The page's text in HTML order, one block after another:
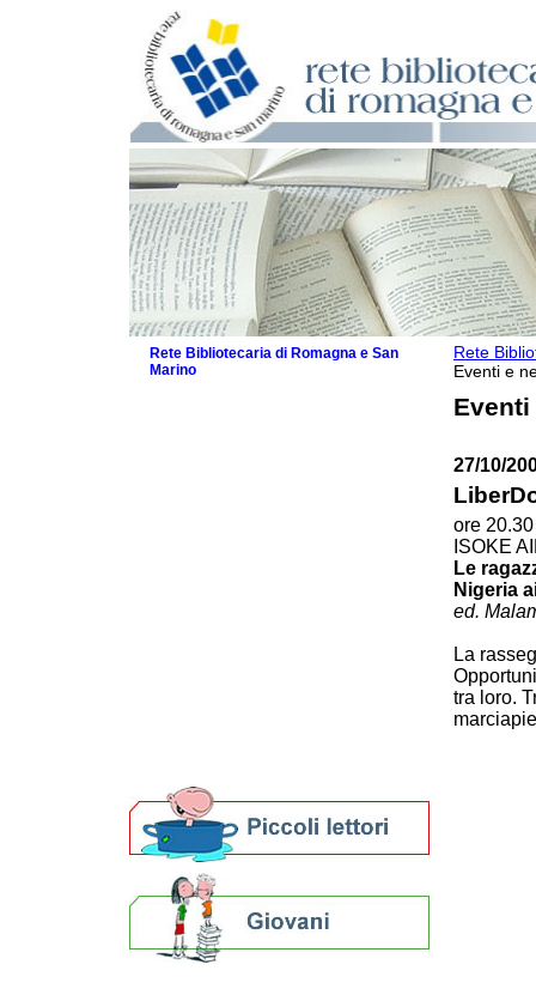
Rete
Eventi e
Eventi
27/10/
ore
ISOKE
Le
Nigeria
ed.
La
tra loro.
Rete Bibliotecaria di Romagna e San
Marino